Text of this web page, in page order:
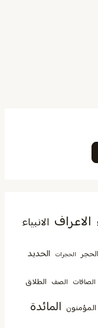
الاعراف الانبياء
الحجر الحجرات الحديد
الصافات الصف الطلاق
المؤمنون المائدة